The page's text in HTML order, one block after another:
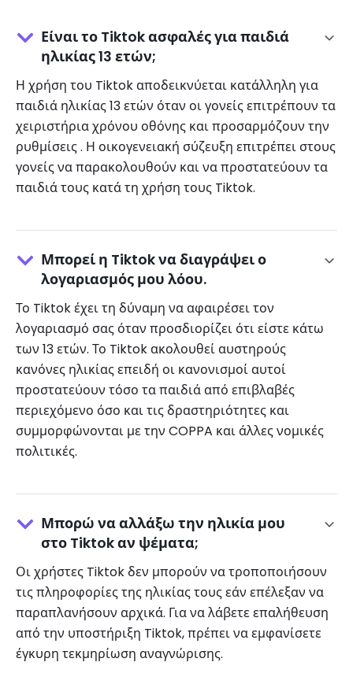
Είναι το Tiktok ασφαλές για παιδιά
ηλικίας 13 ετών;
Η χρήση του Tiktok αποδεικνύεται κατάλληλη για
παιδιά ηλικίας 13 ετών όταν οι γονείς επιτρέπουν τα
χειριστήρια χρόνου οθόνης και προσαρμόζουν την
ρυθμίσεις . Η οικογενειακή σύζευξη επιτρέπει στους
γονείς να παρακολουθούν και να προστατεύουν τα
παιδιά τους κατά τη χρήση τους Tiktok.
Μπορεί η Tiktok να διαγράψει ο
λογαριασμός μου λόου.
Το Tiktok έχει τη δύναμη να αφαιρέσει τον
λογαριασμό σας όταν προσδιορίζει ότι είστε κάτω
των 13 ετών. Το Tiktok ακολουθεί αυστηρούς
κανόνες ηλικίας επειδή οι κανονισμοί αυτοί
προστατεύουν τόσο τα παιδιά από επιβλαβές
περιεχόμενο όσο και τις δραστηριότητες και
συμμορφώνονται με την COPPA και άλλες νομικές
πολιτικές.
Μπορώ να αλλάξω την ηλικία μου
στο Tiktok αν ψέματα;
Οι χρήστες Tiktok δεν μπορούν να τροποποιήσουν
τις πληροφορίες της ηλικίας τους εάν επέλεξαν να
παραπλανήσουν αρχικά. Για να λάβετε επαλήθευση
από την υποστήριξη Tiktok, πρέπει να εμφανίσετε
έγκυρη τεκμηρίωση αναγνώρισης.